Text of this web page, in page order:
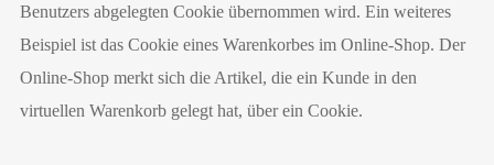
Benutzers abgelegten Cookie übernommen wird. Ein weiteres
Beispiel ist das Cookie eines Warenkorbes im Online-Shop. Der
Online-Shop merkt sich die Artikel, die ein Kunde in den
virtuellen Warenkorb gelegt hat, über ein Cookie.